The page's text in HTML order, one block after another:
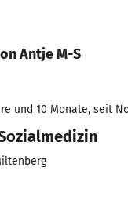
Antje M-S
und 10 Monate, seit